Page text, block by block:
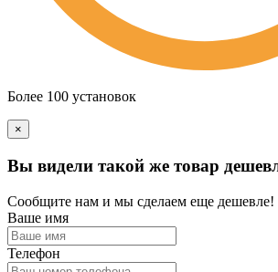
Более 100 установок
×
Вы видели такой же товар
Сообщите нам и мы сделаем еще дешевле!
Ваше имя
Телефон